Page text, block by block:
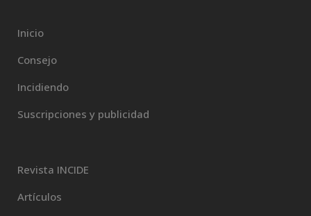
Inicio
Consejo
Incidiendo
Suscripciones y publicidad
Revista INCIDE
Artículos